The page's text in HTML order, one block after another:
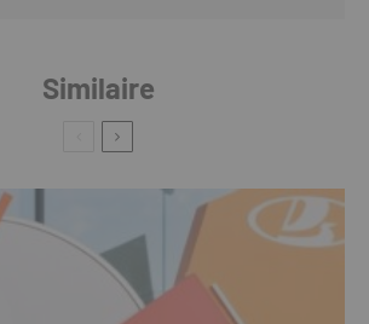
Similaire